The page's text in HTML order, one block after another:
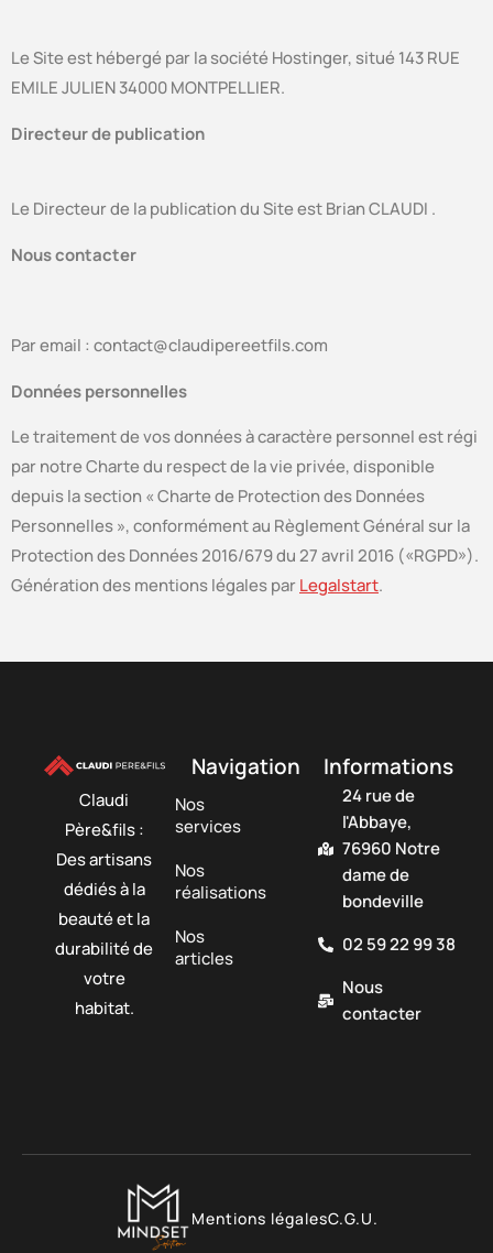
Le Site est hébergé par la société Hostinger, situé 143 RUE
EMILE JULIEN 34000 MONTPELLIER.
Directeur de publication
Le Directeur de la publication du Site est Brian CLAUDI .
Nous contacter
Par email : contact@claudipereetfils.com
Données personnelles
Le traitement de vos données à caractère personnel est régi
par notre Charte du respect de la vie privée, disponible
depuis la section « Charte de Protection des Données
Personnelles », conformément au Règlement Général sur la
Protection des Données 2016/679 du 27 avril 2016 («RGPD»).
Génération des mentions légales parLegalstart.
Claudi
Père&fils :
Des artisans
dédiés à la
beauté et la
durabilité de
votre
habitat.
Navigation
Nos
services
Nos
réalisations
Nos
articles
Informations
24 rue de
l'Abbaye,
76960 Notre
dame de
bondeville
02 59 22 99 38
Nous
contacter
Mentions légalesC.G.U.